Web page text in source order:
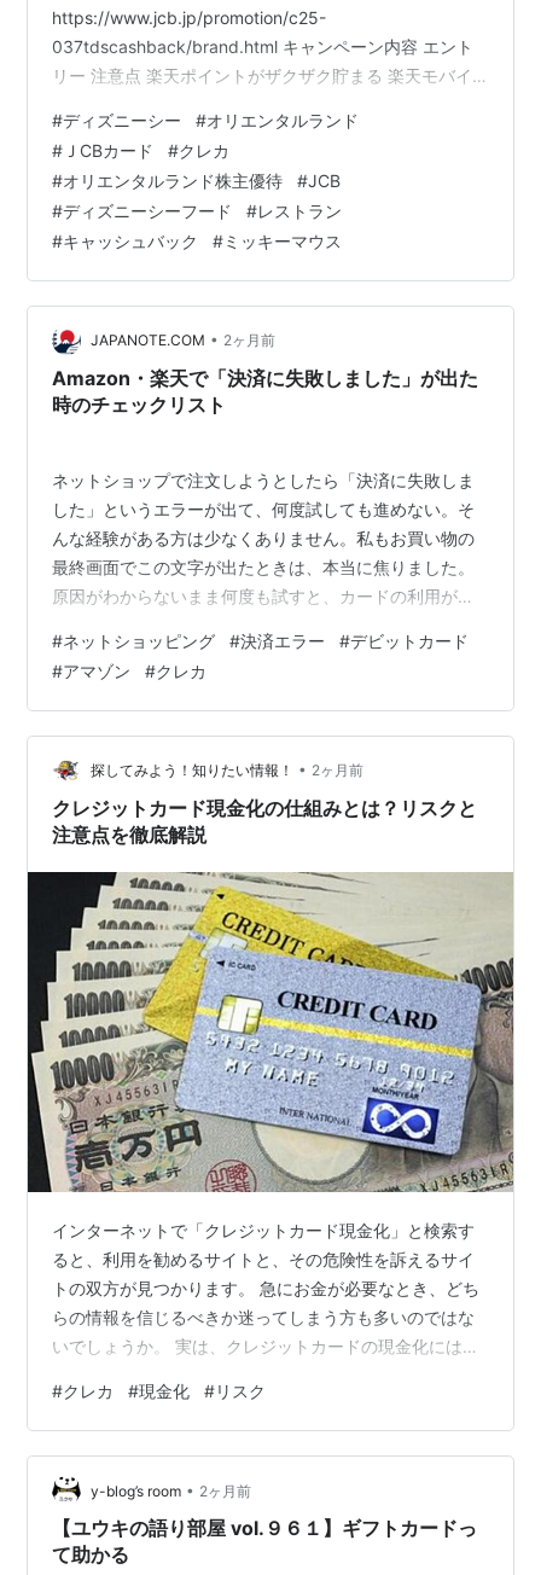
https://www.jcb.jp/promotion/c25-
037tdscashback/brand.html キャンペーン内容 エント
リー 注意点 楽天ポイントがザクザク貯まる 楽天モバイ
て 紹介リンク 楽天カード （6,000ポイント～） 紹介キ
ャンペーン特典 特典１ 新規入会特典 特典２ カード利用
特典 楽天カード紹介リンク 楽天リーベイツ （600ポイン
ト） ポイント獲得の条件 楽天リーベイツ紹介リンク 最
後に ポイ活おすすめ動…
#ディズニーシー #オリエンタルランド
# ＪCBカード #クレカ
#オリエンタルランド株主優待 #JCB
#ディズニーシーフード #レストラン
#キャッシュバック #ミッキーマウス
JAPANOTE.COM • 2ヶ月前
Amazon・楽天で「決済に失敗しました」が出た
時のチェックリスト
ネットショップで注文しようとしたら「決済に失敗しま
した」というエラーが出て、何度試しても進めない。そ
んな経験がある方は少なくありません。私もお買い物の
最終画面でこの文字が出たときは、本当に焦りました。
原因がわからないまま何度も試すと、カードの利用が一
天市場などで決済エラーが出た時に、自分でできる確認
ポイントと解決方法をシェアします。 この記事でわかる
こと 決済エラーが出やすい主な原因 デビットカードとク
レジットカードで異なる注意点 Amazonでカードを登録
する時に絶対に気をつけるべきこと 決済エラーが出る主
な原因 決済エラーにはいくつか…
#ネットショッピング #決済エラー #デビットカード
#アマゾン #クレカ
探してみよう！知りたい情報！ • 2ヶ月前
クレジットカード現金化の仕組みとは？リスクと
注意点を徹底解説
インターネットで「クレジットカード現金化」と検索す
ると、利用を勧めるサイトと、その危険性を訴えるサイ
トの双方が見つかります。 急にお金が必要なとき、どち
らの情報を信じるべきか迷ってしまう方も多いのではな
いでしょうか。 実は、クレジットカードの現金化には重
を失う原因にもなりかねません。 本記事では、クレジッ
トカード現金化の正確な意味や、それがなぜ問題視され
るのか、利用することのリスクと知っておくべき注意点
を分かりやすく解説します。 ***目次*** クレカ現金化と
は、どういう意味なの？ クレジットカードの仕組みと
「2つの枠」 クレジットカード現金…
#クレカ #現金化 #リスク
y-blog’s room • 2ヶ月前
【ユウキの語り部屋 vol.９６１】ギフトカードっ
て助かる